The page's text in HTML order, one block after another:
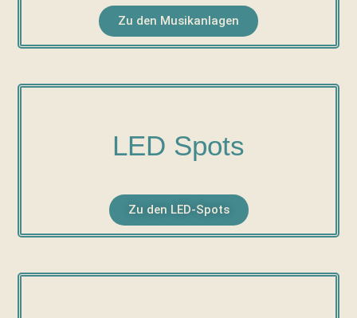
Zu den Musikanlagen
LED Spots
Zu den LED-Spots